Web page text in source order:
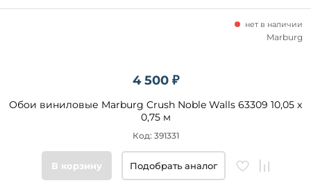
4 500 ₽
Обои виниловые Marburg Crush Noble Walls 63309 10,05 x
0,75 м
нет в наличии
Код: 391331
Marburg
В корзину Подобрать аналог